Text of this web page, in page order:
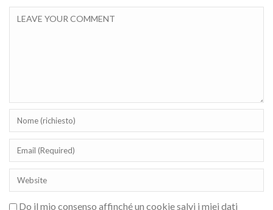
Do il mio consenso affinché un cookie salvi i miei dati